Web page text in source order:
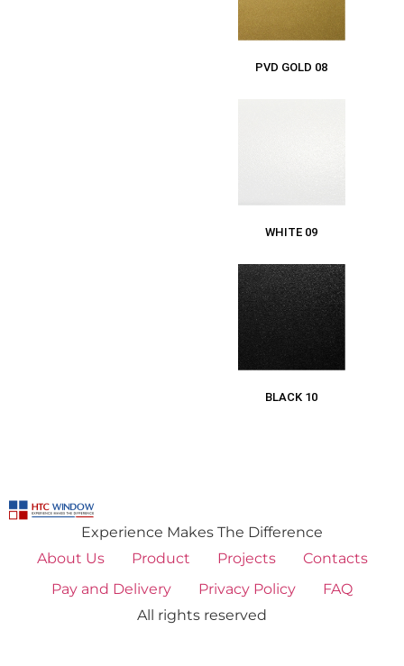
PVD GOLD 08
WHITE 09
BLACK 10
Experience Makes The Difference
About Us
Product Projects
Contacts
Pay and Delivery
Privacy Policy
FAQ
All rights reserved